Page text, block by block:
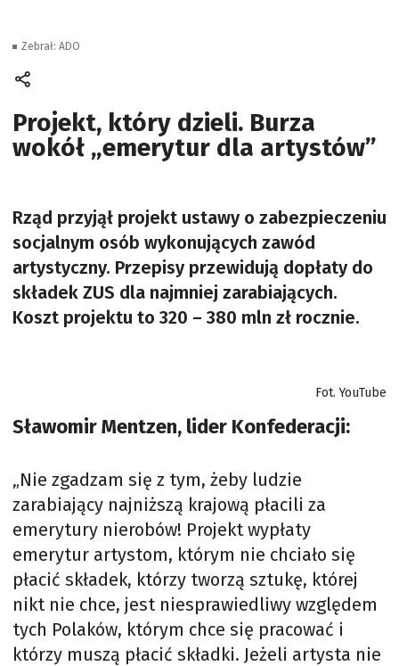
Projekt, który dzieli. Burza
wokół „emerytur dla artystów”
Rząd przyjął projekt ustawy o zabezpieczeniu
socjalnym osób wykonujących zawód
artystyczny. Przepisy przewidują dopłaty do
składek ZUS dla najmniej zarabiających.
Koszt projektu to 320 – 380 mln zł rocznie.
Fot. YouTube
Sławomir Mentzen, lider Konfederacji:
„Nie zgadzam się z tym, żeby ludzie
zarabiający najniższą krajową płacili za
emerytury nierobów! Projekt wypłaty
emerytur artystom, którym nie chciało się
płacić składek, którzy tworzą sztukę, której
nikt nie chce, jest niesprawiedliwy względem
tych Polaków, którym chce się pracować i
którzy muszą płacić składki. Jeżeli artysta nie
Zebrał: ADO